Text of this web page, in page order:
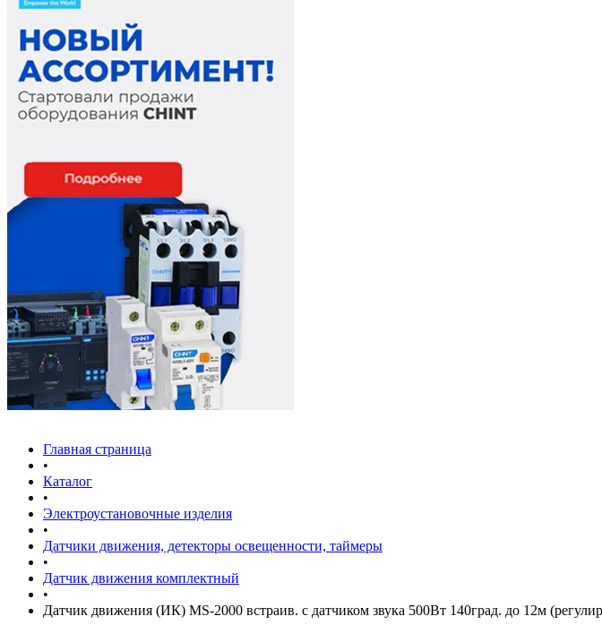
Главная страница
•
Каталог
•
Электроустановочные изделия
•
Датчики движения, детекторы освещенности, таймеры
•
Датчик движения комплектный
•
Датчик движения (ИК) MS-2000 встраив. с датчиком звука 500Вт 140град. до 12м